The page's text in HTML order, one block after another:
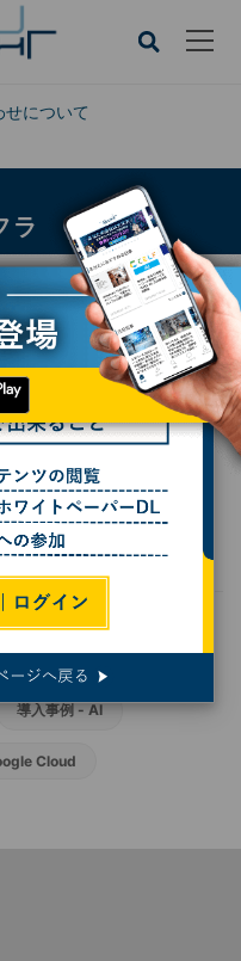
について
ラ
をいち早く導入したの
for Google
したのか？
導入事例 - AI
Cloud